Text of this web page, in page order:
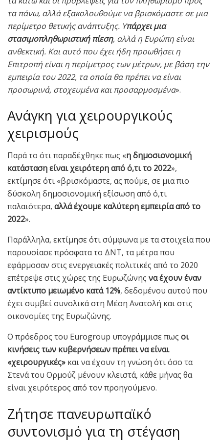
τα πάνω, αλλά εξακολουθούμε να βρισκόμαστε σε μια
περίμετρο θετικής ανάπτυξης. Υπάρχει μια
στασιμοπληθωριστική πίεση, αλλά η Ευρώπη είναι
ανθεκτική. Και αυτό που έχει ήδη προωθήσει η
Επιτροπή είναι η περίμετρος των μέτρων, με βάση την
εμπειρία του 2022, τα οποία θα πρέπει να είναι
προσωρινά, στοχευμένα και προσαρμοσμένα».
Ανάγκη για χειρουργικούς
χειρισμούς
Παρά το ότι παραδέχθηκε πως «η δημοσιονομική
κατάσταση είναι χειρότερη από ό,τι το 2022»,
εκτίμησε ότι «βρισκόμαστε, ας πούμε, σε μια πιο
δύσκολη δημοσιονομική εξίσωση από ό,τι
παλαιότερα, αλλά έχουμε καλύτερη εμπειρία από το
2022».
Παράλληλα, εκτίμησε ότι σύμφωνα με τα στοιχεία που
παρουσίασε πρόσφατα το ΔΝΤ, τα μέτρα που
εφάρμοσαν στις ενεργειακές πολιτικές από το 2020
επέτρεψε στις χώρες της Ευρωζώνης να έχουν έναν
αντίκτυπο μειωμένο κατά 12%, δεδομένου αυτού που
έχει συμβεί συνολικά στη Μέση Ανατολή και στις
οικονομίες της Ευρωζώνης.
Ο πρόεδρος του Eurogroup υπογράμμισε πως οι
κινήσεις των κυβερνήσεων πρέπει να είναι
«χειρουργικές» και να έχουν τη γνώση ότι όσο τα
Στενά του Ορμούζ μένουν κλειστά, κάθε μήνας θα
είναι χειρότερος από τον προηγούμενο.
Ζήτησε πανευρωπαϊκό
συντονισμό για τη στέγαση